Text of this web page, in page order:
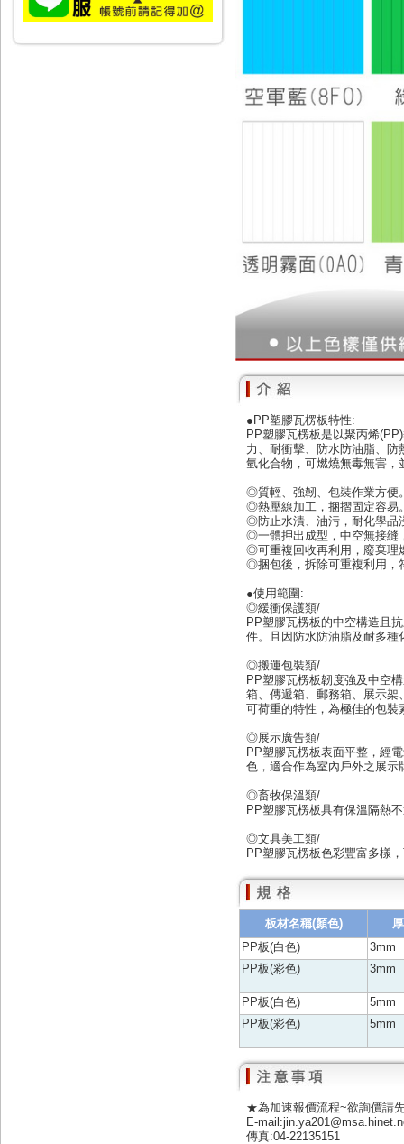
●PP塑膠瓦楞板特性:
PP塑膠瓦楞板是以聚丙烯
力、耐衝擊、防水防油脂、
氫化合物，可燃燒無毒無害
◎質輕、強韌、包裝作業方便
◎熱壓線加工，捆摺固定容易
◎防止水漬、油污，耐化學品
◎一體押出成型，中空無接縫
◎可重複回收再利用，廢棄理
◎捆包後，拆除可重複利用，
●使用範圍:
◎緩衝保護類/
PP塑膠瓦楞板的中空構造且
件。且因防水防油脂及耐多
◎搬運包裝類/
PP塑膠瓦楞板韌度強及中空
箱、傳遞箱、郵務箱、展示
可荷重的特性，為極佳的包裝
◎展示廣告類/
PP塑膠瓦楞板表面平整，經
色，適合作為室內戶外之展示
◎畜牧保溫類/
PP塑膠瓦楞板具有保溫隔熱
◎文具美工類/
PP塑膠瓦楞板色彩豐富多樣
板材名稱(顏色)
PP板(白色)
3mm
PP板(彩色)
3mm
PP板(白色)
5mm
PP板(彩色)
5mm
★為加速報價流程~欲詢價請
E-
傳真:04-22135151